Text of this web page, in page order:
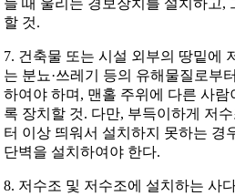
들 때 울리는 경보장치를 설치하고,
할 것.
7. 건축물 또는 시설 외부의 땅밑에
는 분뇨·쓰레기 등의 유해물질로부
하여야 하며, 맨홀 주위에 다른 사
록 장치할 것. 다만, 부득이하게 저
터 이상 띄워서 설치하지 못하는 경
단벽을 설치하여야 한다.
8. 저수조 및 저수조에 설치하는 사